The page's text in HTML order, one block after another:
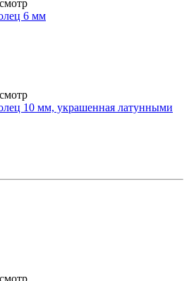
6 мм
10 мм, украшенная латунными